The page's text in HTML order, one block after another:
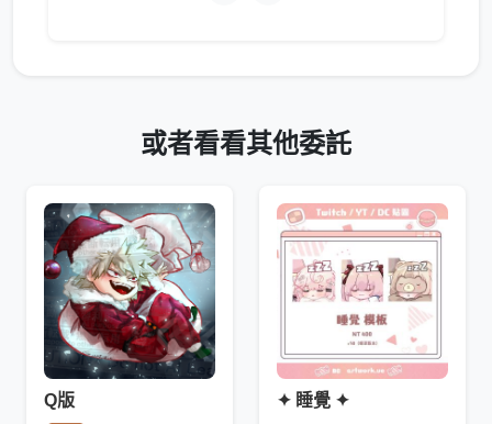
或者看看其他委託
Q版 ✦ 睡覺 ✦